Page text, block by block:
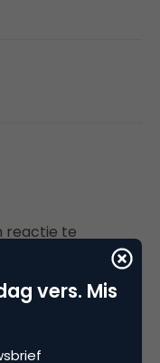
reactie te
vers. Mis